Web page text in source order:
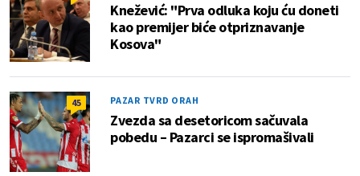
Knežević: "Prva odluka koju ću doneti
kao premijer biće otpriznavanje
Kosova"
45 PAZAR TVRD ORAH
Zvezda sa desetoricom sačuvala
pobedu – Pazarci se ispromašivali